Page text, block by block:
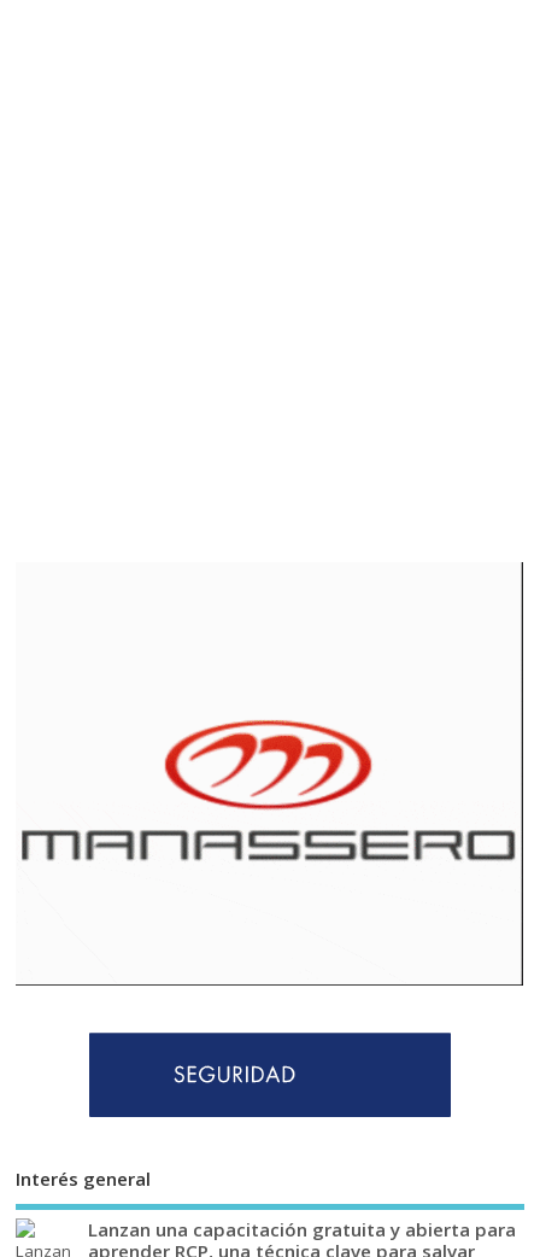
Interés general
Lanzan una capacitación gratuita y abierta para
aprender RCP, una técnica clave para salvar